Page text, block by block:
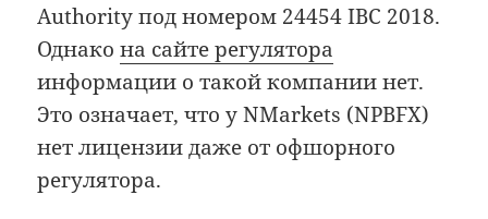
Authority под номером 24454 IBC 2018.
Однакона сайте регулятора
информации о такой компании нет.
Это означает, что у NMarkets (NPBFX)
нет лицензии даже от офшорного
регулятора.